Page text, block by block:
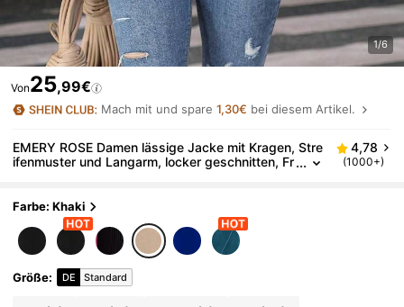
1/6
Von25,99€
Mach mit und spare1,30€ bei diesem Artikel.
EMERY ROSE Damen lässige Jacke mit Kragen, Stre
ifenmuster und Langarm, locker geschnitten, Fr
4,78
(1000+)
Farbe: Khaki
Größe: DE Standard